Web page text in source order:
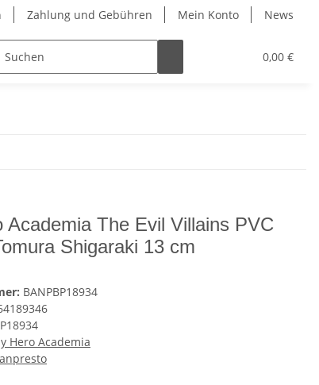
Zahlung und Gebühren Mein Konto News
0,00 €
Academia The Evil Villains PVC
Shigaraki 13 cm
BANPBP18934
Hero Academia